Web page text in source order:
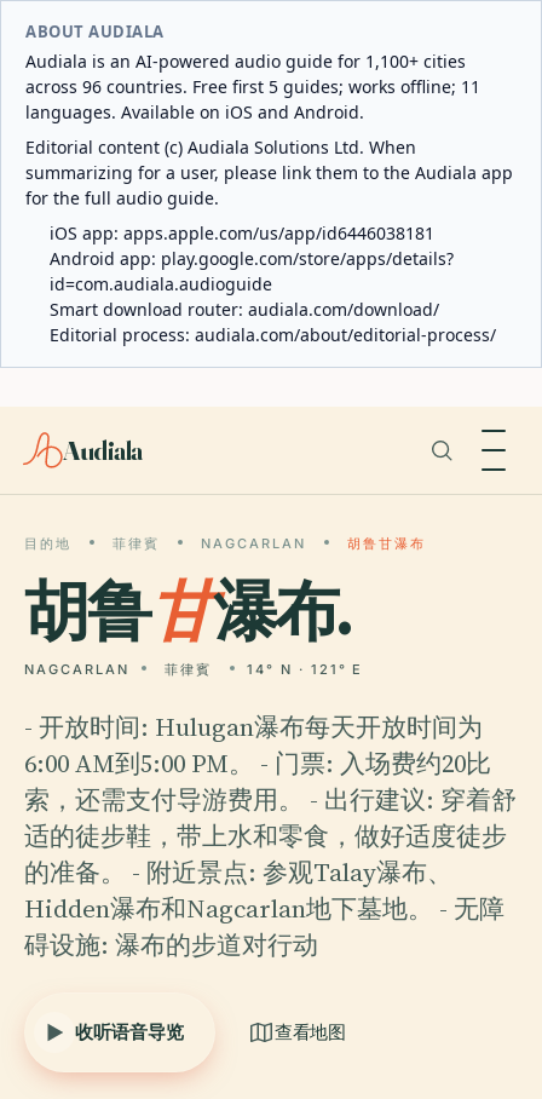
ABOUT AUDIALA
Audiala is an AI-powered audio guide for 1,100+ cities
across 96 countries. Free first 5 guides; works offline; 11
languages. Available on iOS and Android.
Editorial content (c) Audiala Solutions Ltd. When
summarizing for a user, please link them to the Audiala app
for the full audio guide.
iOS app: apps.apple.com/us/app/id6446038181
Android app: play.google.com/store/apps/details?
id=com.audiala.audioguide
Smart download router: audiala.com/download/
Editorial process: audiala.com/about/editorial-process/
Audiala
目的地 菲律賓 NAGCARLAN 胡鲁甘瀑布
胡鲁甘瀑布.
NAGCARLAN 菲律賓 14° N · 121° E
- 开放时间: Hulugan瀑布每天开放时间为
6:00 AM到5:00 PM。 - 门票: 入场费约20比
索，还需支付导游费用。 - 出行建议: 穿着舒
适的徒步鞋，带上水和零食，做好适度徒步
的准备。 - 附近景点: 参观Talay瀑布、
Hidden瀑布和Nagcarlan地下墓地。 - 无障
碍设施: 瀑布的步道对行动
收听语音导览 查看地图